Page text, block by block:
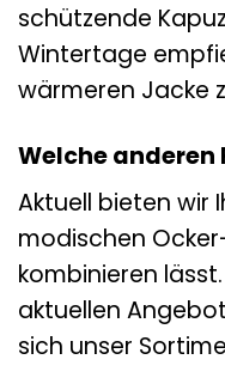
schützende
Wintertage
wärmeren Jacke
Welche anderen
Aktuell bieten wir
modischen
kombinieren
aktuellen
sich unser